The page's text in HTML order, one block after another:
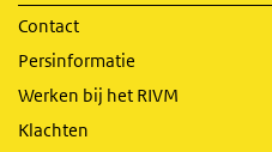
Contact
Persinformatie
Werken bij het RIVM
Klachten